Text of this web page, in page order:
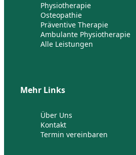
Physiotherapie
Osteopathie
Präventive Therapie
Ambulante Physiotherapie
Alle Leistungen
Mehr Links
Über Uns
Kontakt
Termin vereinbaren